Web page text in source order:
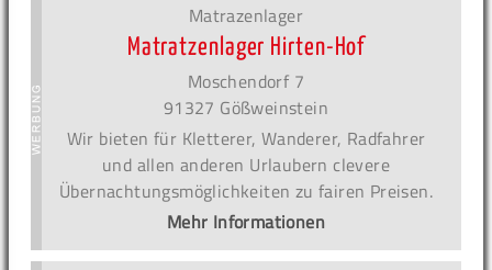
Matrazenlager
Matratzenlager Hirten-Hof
Moschendorf 7
91327 Gößweinstein
Wir bieten für Kletterer, Wanderer, Radfahrer
und allen anderen Urlaubern clevere
Übernachtungsmöglichkeiten zu fairen Preisen.
Mehr Informationen